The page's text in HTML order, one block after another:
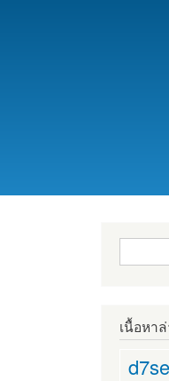
ฟอร์มค้นห
เนื้อหา